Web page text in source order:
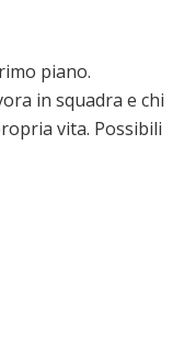
piano.
in squadra e chi
vita. Possibili